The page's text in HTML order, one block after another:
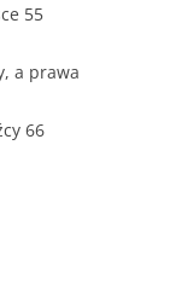
55
a prawa
66